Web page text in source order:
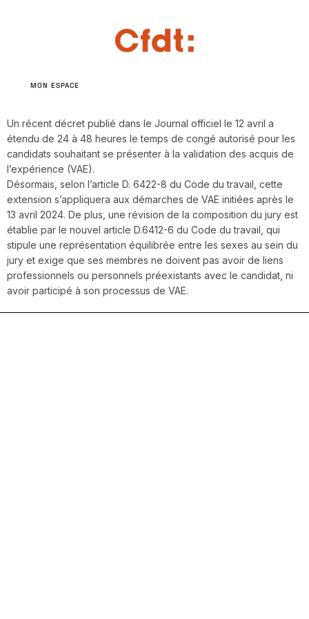
MON ESPACE
Un récent décret publié dans le Journal officiel le 12 avril a
étendu de 24 à 48 heures le temps de congé autorisé pour les
candidats souhaitant se présenter à la validation des acquis de
l’expérience (VAE).
Désormais, selon l’article D. 6422-8 du Code du travail, cette
extension s’appliquera aux démarches de VAE initiées après le
13 avril 2024. De plus, une révision de la composition du jury est
établie par le nouvel article D.6412-6 du Code du travail, qui
stipule une représentation équilibrée entre les sexes au sein du
jury et exige que ses membres ne doivent pas avoir de liens
professionnels ou personnels préexistants avec le candidat, ni
avoir participé à son processus de VAE.